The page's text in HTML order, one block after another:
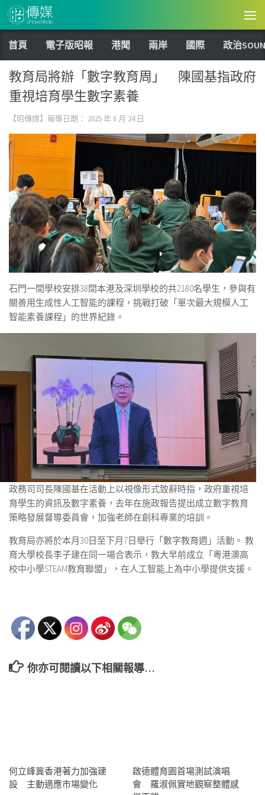
Skip to content
首頁 電子版昭報 港聞 兩岸 國際 政治
教育局將辦「數字教育周」 陳國基指政府
重視培育學生數字素養
【昭傳媒】報導日期： 2025 年 6 月 24 日
石門一間學校安排38間本港及深圳學校的共2180名學生，參與有
關善用生成性人工智能的課程，挑戰打破「單次最大規模人工
智能素養課程」的世界紀錄。
政務司司長陳國基在活動上以視像形式致辭時指，政府重視培
育學生的資訊及數字素養，去年在施政報告提出成立數字教育
策略發展督導委員會，加強老師在創科專業的培訓。
教育局亦將於本月30日至下月7日舉行「數字教育週」活動。 教
育大學校長李子建在同一場合表示，教大早前成立「粵港澳高
校中小學STEAM教育聯盟」，在人工智能上為中小學提供支援。
你亦可閱讀以下相關報導…
何立峰冀香港著力加強建
設 主動適應市場變化
啟德體育園首場測試演唱
會 羅淑佩實地觀察整體感